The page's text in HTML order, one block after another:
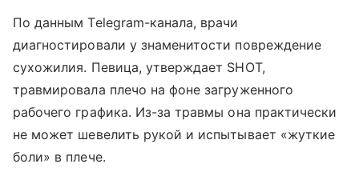
По данным Telegram-канала, врачи
диагностировали у знаменитости повреждение
сухожилия. Певица, утверждает SHOT,
травмировала плечо на фоне загруженного
рабочего графика. Из-за травмы она практически
не может шевелить рукой и испытывает «жуткие
боли» в плече.